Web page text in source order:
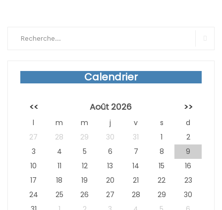
Calendrier
<< Août 2026 >>
l m m j v s
d
27
28 29 30 31 1
2
3
4 5 6 7 8
9
10
11 12 13 14 15
16
17
18 19 20 21 22
23
24
25 26 27 28 29
30